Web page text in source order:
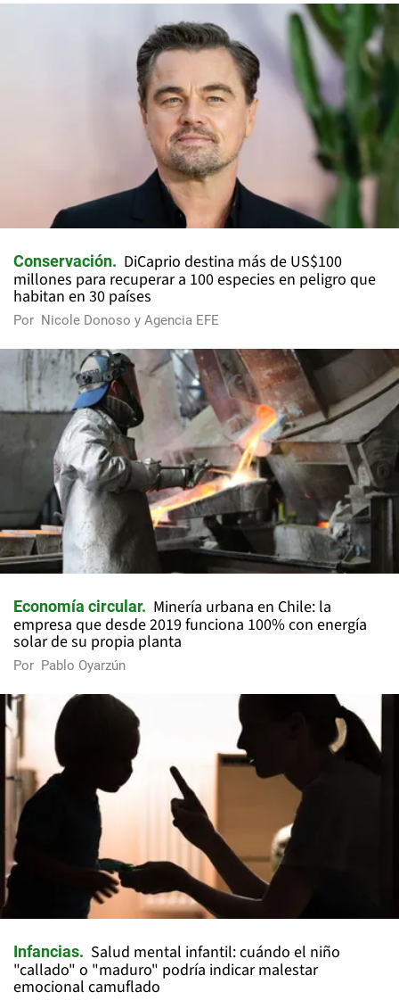
Conservación
DiCaprio destina más de US$100
millones para recuperar a 100 especies en peligro que
habitan en 30 países
Por Nicole Donoso y Agencia EFE
Economía circular
Minería urbana en Chile: la
empresa que desde 2019 funciona 100% con energía
solar de su propia planta
Por Pablo Oyarzún
Infancias
Salud mental infantil: cuándo el niño
"callado" o "maduro" podría indicar malestar
emocional camuflado